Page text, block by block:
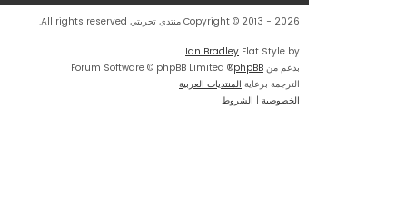
Copyright © 2013 - 2026 منتدى تجربتي All rights reserved.
Flat Style by
Ian Bradley
بدعم من phpBB
® Forum Software © phpBB Limited
الترجمة برعاية المنتديات العربية
الخصوصية | الشروط